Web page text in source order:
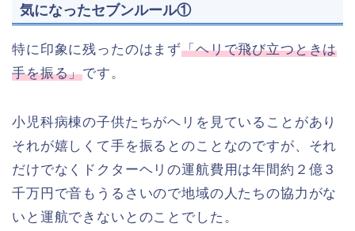
気になったセブンルール①
特に印象に残ったのはまず「ヘリで飛び立つときは
手を振る」です。
小児科病棟の子供たちがヘリを見ていることがあり
それが嬉しくて手を振るとのことなのですが、それ
だけでなくドクターヘリの運航費用は年間約２億３
千万円で音もうるさいので地域の人たちの協力がな
いと運航できないとのことでした。